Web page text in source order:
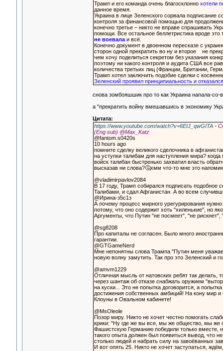
Трамп и его команда очень благосклонно хотели
данное время.
Украина в лице Зеленского сорвала подписание
контроля за финансовой помощью для
конечно третье – никто не вправе спрашивать
помощи. Все остальное беллетристика вроде это
не воевалаи всё.
Конечно документ в двоенном пересказе с
сторон одной прекратить во ну и второе не
чем хочу поделиться секретом без указания
поэтому ни какого контроля и аудита США все
количества третьих лиц (Франции, Британии,
Трамп хотел заключить подобие сделки с
Зеленский проявил принципиальность и
снова зомбояшшик про то как Украина напала-
а "прекратить войну вмешавшись в экономику
Цитата:
https://www.youtube.com/watch?v=6EIJ_qwGITA-
(Eng sub) ‪@Max_Katz‬
@fantom.s0420s
10 hours ago
помните сделку великого сделочника в
на уступки талибам для наступления мира?
войск талибан быстренько захватил власть
высказав ни слова?🤔хмм что-то мне это
@vladimirpavlov2084
В 17 году, Трамп собирался подписать подобное
Талибами, и сдал Афганистан. А во всем
@Ирина-з5с1з
А почему процесс мирного урегурирования
потому, что оно содержит хоть "хиленькие", но
Аргументы, что Путин "не посмеет", "не
@sg8208
Про капиталы не согласен. Было много
гарантии.
@GTGameNerd
Мне непонятны слова Трампа "Путин меня
новую волну замутить. Так про это Зеленский и
@amvm1229
Отличная мысль от натовских ребят так делать,
через шантаж об отказе снабжать оружием
на куски... Это не попытка договорится, а
достижения собственных амбиций! На кону мир и
Клоуны в Овальном кабинете!
@MsOleole
Позор миру. Никто не хочет честно помогать
крики: "Ну где же вы все, мы же общество, мы же
Фашистскую Германию победили только вместе,
такого опыта должен был появиться вывод, что
столько людей и набрать силу на завоёванных
И вот опять 25. Никто не хочет заступаться,